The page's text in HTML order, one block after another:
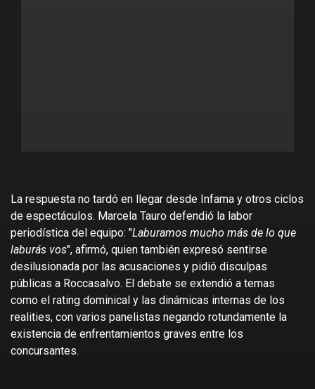
La respuesta no tardó en llegar desde Infama y otros ciclos
de espectáculos. Marcela Tauro defendió la labor
periodística del equipo: "Laburamos mucho más de lo que
laburás vos", afirmó, quien también expresó sentirse
desilusionada por las acusaciones y pidió disculpas
públicas a Roccasalvo. El debate se extendió a temas
como el rating dominical y las dinámicas internas de los
realities, con varios panelistas negando rotundamente la
existencia de enfrentamientos graves entre los
concursantes.